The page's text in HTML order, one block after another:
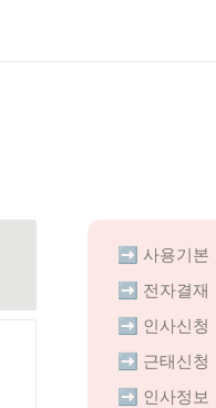
➡️ 사용기본
➡️ 전자결재
➡️ 인사신청
➡️ 근태신청
➡️ 인사정보